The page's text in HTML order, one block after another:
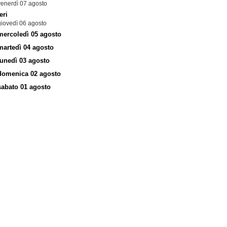
07 agosto
06 agosto
05 agosto
04 agosto
03 agosto
02 agosto
01 agosto